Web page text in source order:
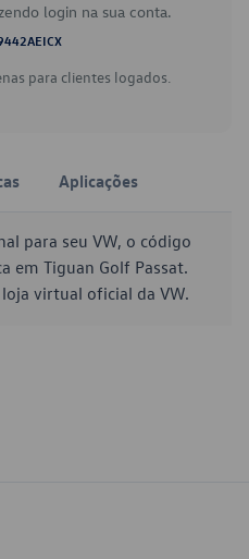
login na sua conta.
para clientes logados.
Aplicações
para seu VW, o código
em Tiguan Golf Passat.
loja virtual oficial da VW.